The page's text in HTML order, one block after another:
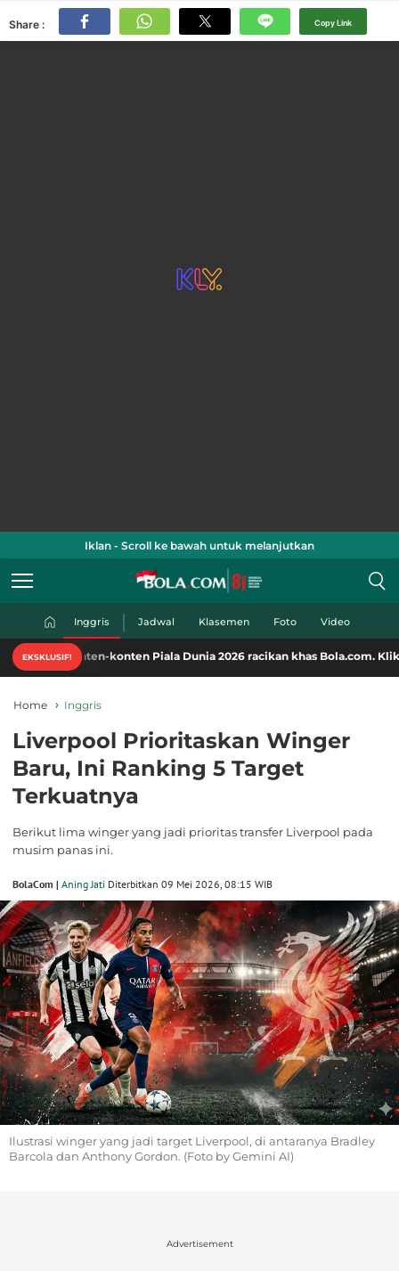
Share : Copy Link
Iklan - Scroll ke bawah untuk melanjutkan
Inggris Jadwal Klasemen Foto Video
EKSKLUSIF!
konten Piala Dunia 2026 racikan khas Bola.com. Klik di sini!
Home Inggris
Liverpool Prioritaskan Winger
Baru, Ini Ranking 5 Target
Terkuatnya
Berikut lima winger yang jadi prioritas transfer Liverpool pada
musim panas ini.
BolaCom | Aning Jati Diterbitkan 09 Mei 2026, 08:15 WIB
Ilustrasi winger yang jadi target Liverpool, di antaranya Bradley
Barcola dan Anthony Gordon. (Foto by Gemini AI)
Advertisement